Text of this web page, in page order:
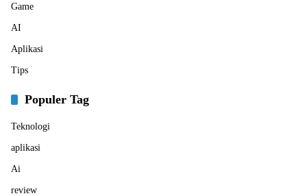
Game
AI
Aplikasi
Tips
Populer Tag
Teknologi
aplikasi
Ai
review